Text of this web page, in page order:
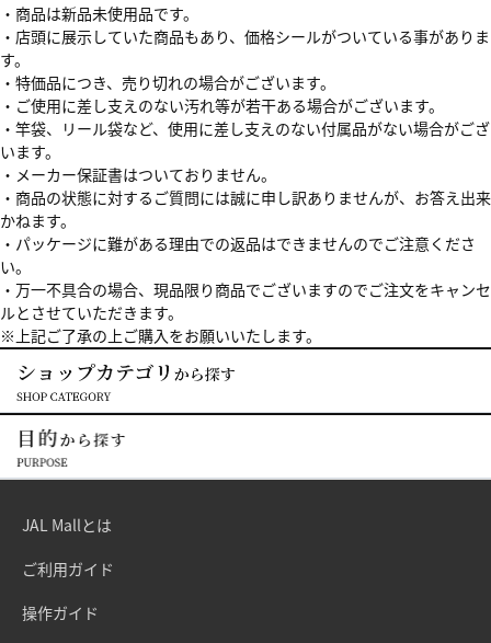
・商品は新品未使用品です。
・店頭に展示していた商品もあり、価格シールがついている事がありま
す。
・特価品につき、売り切れの場合がございます。
・ご使用に差し支えのない汚れ等が若干ある場合がございます。
・竿袋、リール袋など、使用に差し支えのない付属品がない場合がござ
います。
・メーカー保証書はついておりません。
・商品の状態に対するご質問には誠に申し訳ありませんが、お答え出来
かねます。
・パッケージに難がある理由での返品はできませんのでご注意くださ
い。
・万一不具合の場合、現品限り商品でございますのでご注文をキャンセ
ルとさせていただきます。
※上記ご了承の上ご購入をお願いいたします。
JAL Mallとは
ご利用ガイド
操作ガイド